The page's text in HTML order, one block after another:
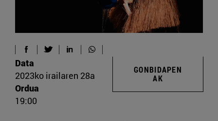
Data
2023ko irailaren 28a
Ordua
19:00
GONBIDAPEN
AK